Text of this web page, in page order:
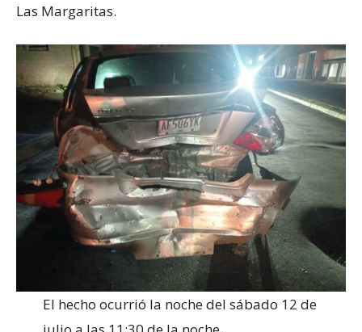
Las Margaritas.
El hecho ocurrió la noche del sábado 12 de